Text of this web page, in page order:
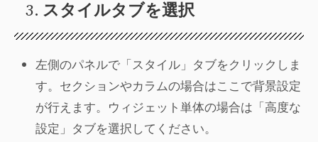
3. スタイルタブを選択
左側のパネルで「スタイル」タブをクリックしま
す。セクションやカラムの場合はここで背景設定
が行えます。ウィジェット単体の場合は「高度な
設定」タブを選択してください。